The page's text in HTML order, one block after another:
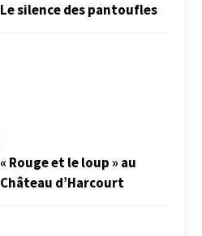
Le silence des pantoufles
« Rouge et le loup » au
Château d’Harcourt